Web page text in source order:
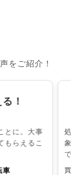
をご紹介！
！
とに。大事
もらえるこ
車